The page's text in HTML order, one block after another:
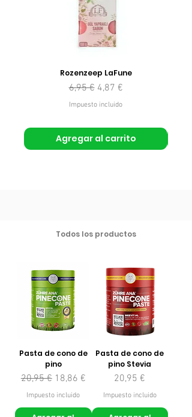
Rozenzeep LaFune
Precio
6,95 € Precio de oferta
4,87 €
Impuesto incluido
Agregar al carrito
Todos los productos
Pasta de cono de
pino
Precio
20,95 € Precio de oferta
18,86 €
Impuesto incluido
Pasta de cono de
pino Stevia
Precio
20,95 €
Impuesto incluido